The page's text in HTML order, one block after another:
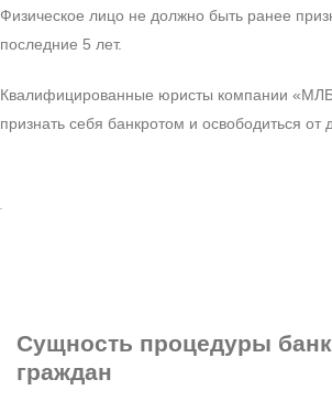
Физическое лицо не должно быть ранее
последние 5 лет.
Квалифицированные юристы компании
признать себя банкротом и освободиться от
Сущность процедуры
граждан